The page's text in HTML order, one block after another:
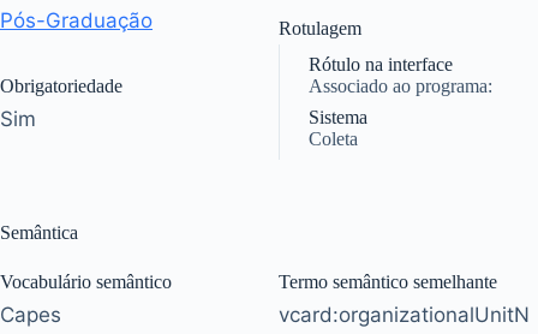
Pós-Graduação
Obrigatoriedade
Sim
Rotulagem
Rótulo na interface
Associado ao programa:
Sistema
Coleta
Semântica
Vocabulário semântico
Capes
Termo semântico semelhante
vcard:organizationalUnitN